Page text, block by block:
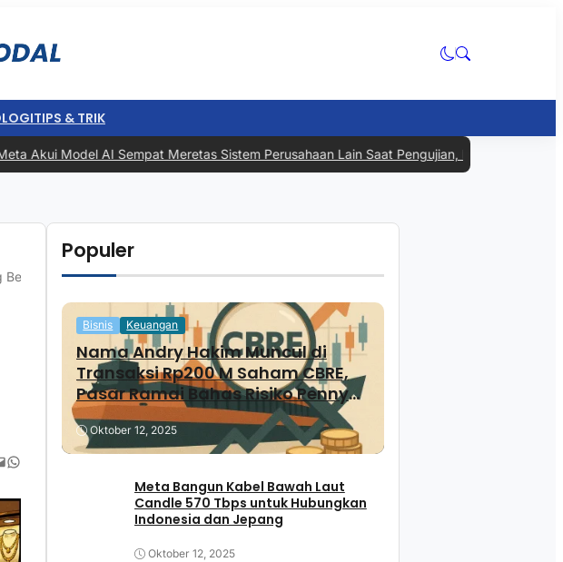
TIPS & TRIK
Model AI Sempat Meretas Sistem Perusahaan Lain Saat Pengujian, Industri AI Kembali
Beli atau Jual
WhatsApp
Populer
Bisnis Keuangan
Nama Andry Hakim Muncul di
Transaksi Rp200 M Saham CBRE,
Pasar Ramai Bahas Risiko Penny
Stock
Oktober 12, 2025
Meta Bangun Kabel Bawah Laut
Candle 570 Tbps untuk Hubungkan
Indonesia dan Jepang
Oktober 12, 2025